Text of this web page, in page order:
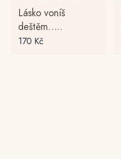
Lásko voníš
deštěm…..
170 Kč